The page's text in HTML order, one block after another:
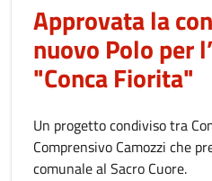
Approvata la
nuovo Polo per
"Conca Fiorita"
Un progetto condiviso tra
Comprensivo Camozzi che
comunale al Sacro Cuore.